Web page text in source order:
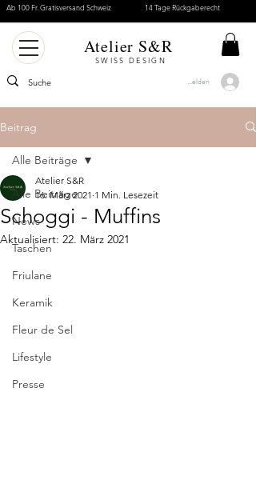
Ab 100 Fr. Gratisversand Schweiz 14 Tage Rückgaberecht
Anmelden
Atelier S&R
SWISS DESIGN
Beitrag
Alle Beiträge
News
Taschen
Friulane
Keramik
Fleur de Sel
Lifestyle
Presse
Alle Beiträge
Schoggi - Muffins
Atelier S&R
16. März 2021 1 Min. Lesezeit
Aktualisiert: 22. März 2021